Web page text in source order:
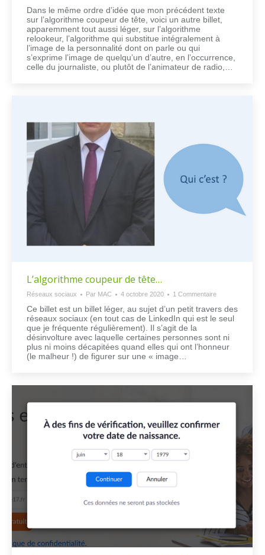
Dans le même ordre d’idée que mon précédent texte
sur l’algorithme coupeur de tête, voici un autre billet,
apparemment tout aussi léger, sur l’algorithme
relookeur, l’algorithme qui substitue intégralement à
l’image de la personnalité dont on parle ou qui
s’exprime l’image de quelqu’un d’autre, en l’occurrence,
celle du journaliste, ou plutôt de l’animateur de radio,…
L’algorithme coupeur de tête…
Réseaux sociaux Par MAC 4 octobre 2020 1 Commentaire
Ce billet est un billet léger, au sujet d’un petit travers des
réseaux sociaux (en tout cas de LinkedIn qui est le seul
que je fréquente régulièrement). Il s’agit de la
désinvolture avec laquelle certaines personnes sont ni
plus ni moins décapitées quand elles qui ont l’honneur
(le malheur !) de figurer sur une « image…